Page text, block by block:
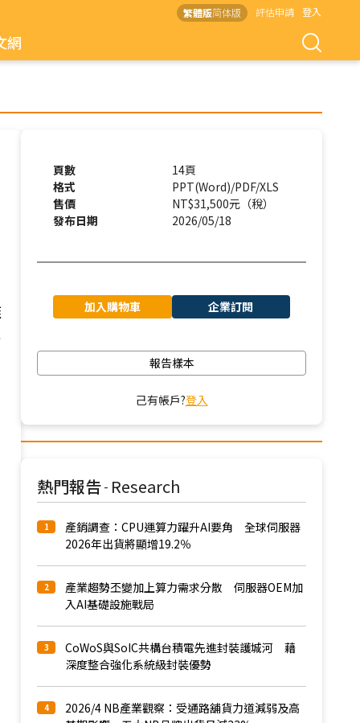
繁體版简体版 評估申請 登入
網
頁數
14頁
格式
PPT(Word)/PDF/XLS
售價
NT$31,500元（稅）
發布日期
2026/05/18
加入購物車 企業訂閱
報告樣本
己有帳戶?登入
熱門報告 - Research
1
產銷調查：CPU運算力躍升AI要角 全球伺服器
2026年出貨將顯增19.2％
2
產業趨勢丕變加上算力需求分散 伺服器OEM加
入AI基礎設施戰局
3
CoWoS與SoIC共構台積電先進封裝護城河 藉
深度整合強化系統級封裝優勢
4
2026/4 NB產業觀察：受通路舖貨力道減弱及高